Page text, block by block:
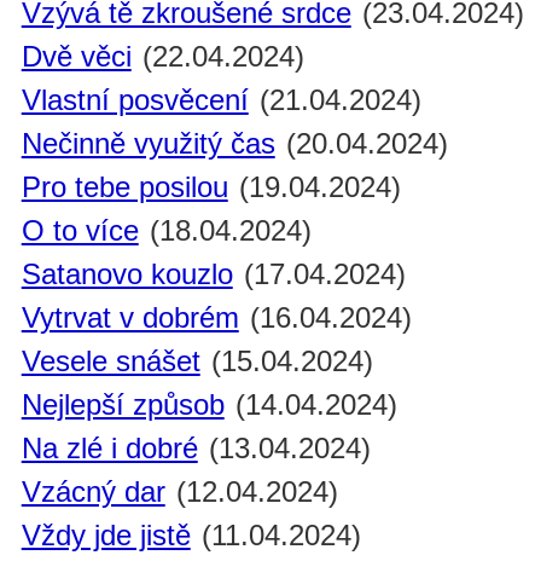
Vzývá tě zkroušené srdce (23.04.2024)
Dvě věci (22.04.2024)
Vlastní posvěcení (21.04.2024)
Nečinně využitý čas (20.04.2024)
Pro tebe posilou (19.04.2024)
O to více (18.04.2024)
Satanovo kouzlo (17.04.2024)
Vytrvat v dobrém (16.04.2024)
Vesele snášet (15.04.2024)
Nejlepší způsob (14.04.2024)
Na zlé i dobré (13.04.2024)
Vzácný dar (12.04.2024)
Vždy jde jistě (11.04.2024)